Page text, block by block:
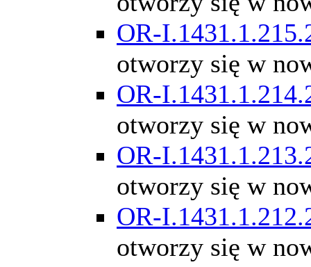
OR-
otworzy się w
OR-
otworzy się w
OR-
otworzy się w
OR-
otworzy się w